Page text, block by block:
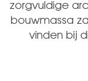
zorgvuldige
bouwmassa
vinden bij